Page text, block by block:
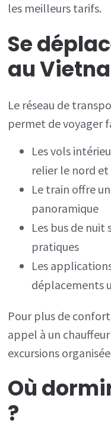
les meilleurs tarifs.
Se
au
Le réseau de
permet de voyager
Les vols
relier le nord et
Le train offre
panoramique
Les bus de
pratiques
Les
déplacements
Pour plus de
appel à un
excursions
Où
?